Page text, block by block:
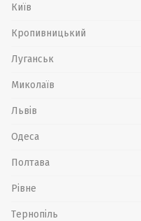
Київ
Кропивницький
Луганськ
Миколаїв
Львів
Одеса
Полтава
Рівне
Тернопіль